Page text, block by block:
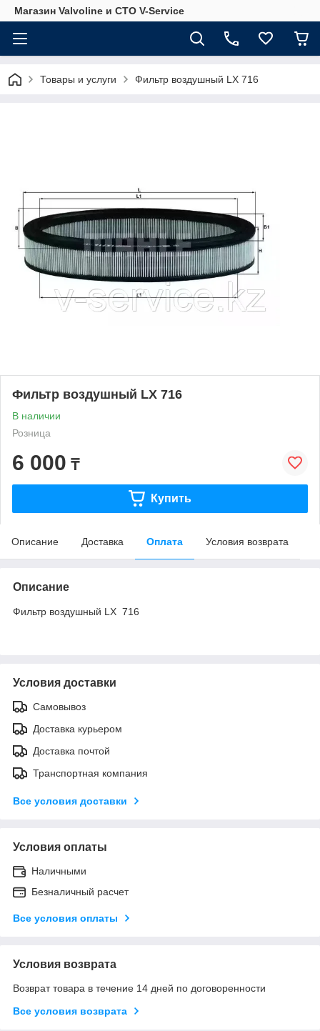
Магазин Valvoline и СТО V-Service
Товары и услуги Фильтр воздушный LX 716
Фильтр воздушный LX 716
В наличии
Розница
6 000 ₸
Купить
Описание Доставка Оплата Условия возврата
Описание
Фильтр воздушный LX 716
Условия доставки
Самовывоз
Доставка курьером
Доставка почтой
Транспортная компания
Все условия доставки
Условия оплаты
Наличными
Безналичный расчет
Все условия оплаты
Условия возврата
Возврат товара в течение 14 дней по договоренности
Все условия возврата